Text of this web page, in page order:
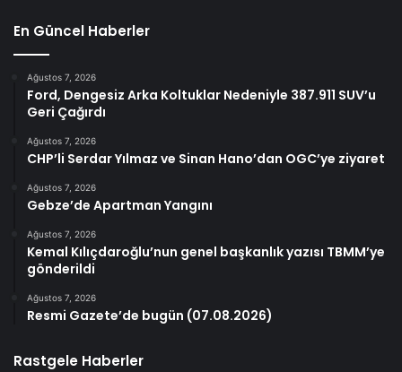
En Güncel Haberler
Ağustos 7, 2026
Ford, Dengesiz Arka Koltuklar Nedeniyle 387.911 SUV’u
Geri Çağırdı
Ağustos 7, 2026
CHP’li Serdar Yılmaz ve Sinan Hano’dan OGC’ye ziyaret
Ağustos 7, 2026
Gebze’de Apartman Yangını
Ağustos 7, 2026
Kemal Kılıçdaroğlu’nun genel başkanlık yazısı TBMM’ye
gönderildi
Ağustos 7, 2026
Resmi Gazete’de bugün (07.08.2026)
Rastgele Haberler